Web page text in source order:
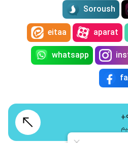
Soroush
aparat
eitaa
whatsapp